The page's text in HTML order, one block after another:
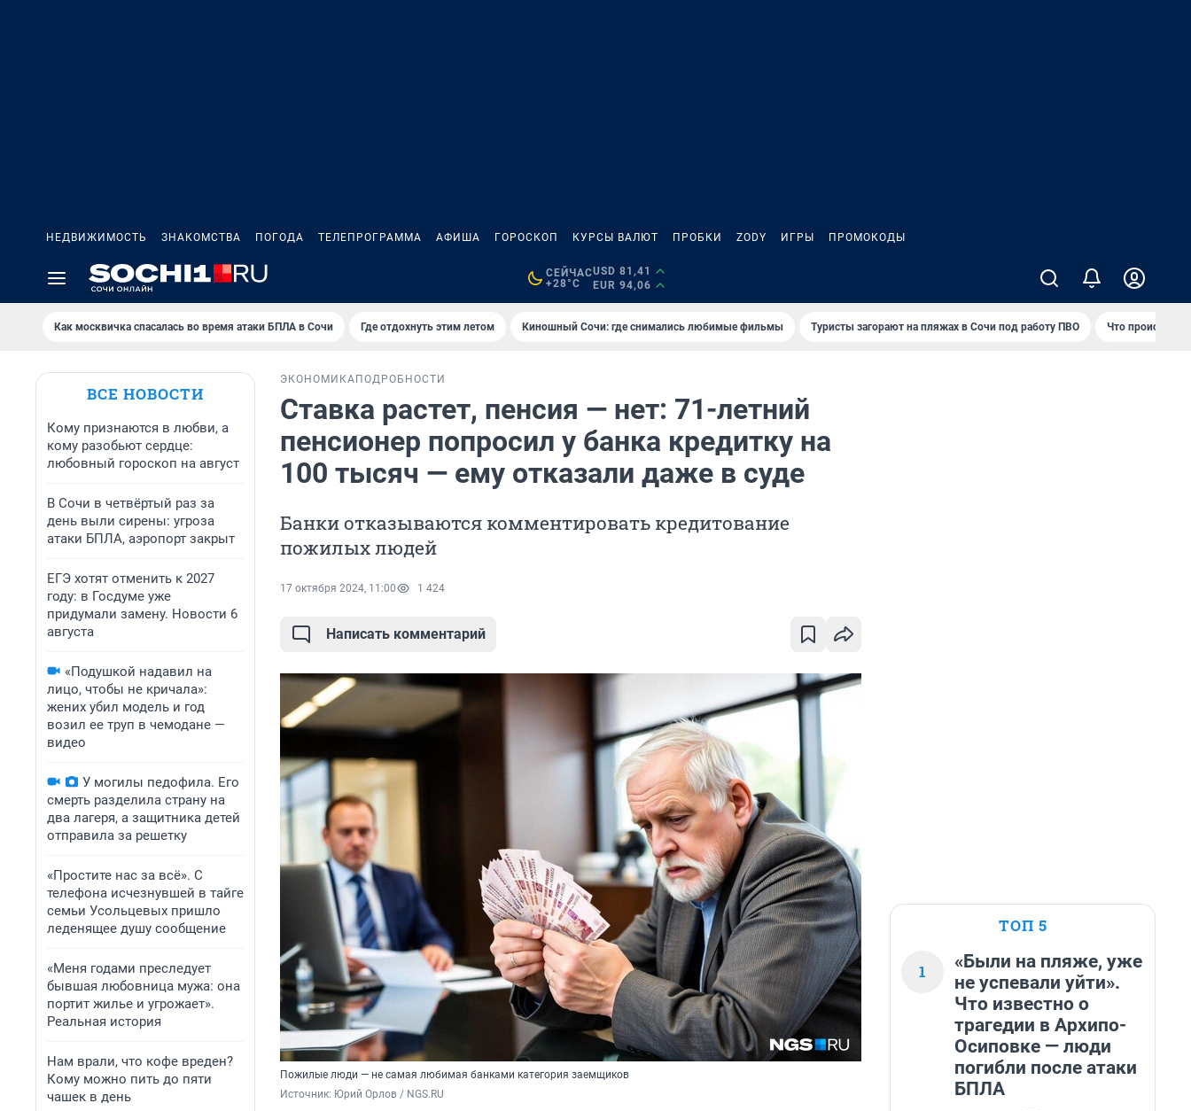
НЕДВИЖИМОСТЬ ЗНАКОМСТВА ПОГОДА ТЕЛЕПРОГРАММА АФИША ГОРОСКОП КУРСЫ ВАЛЮТ ПРОБКИ ZODY ИГРЫ ПРОМОКОДЫ
СЕЙЧАС
+28°C
USD 81,41
EUR 94,06
Как москвичка спасалась во время атаки БПЛА в Сочи Где отдохнуть этим летом Киношный Сочи: где снимались любимые фильмы Туристы загорают на пляжах в Сочи под работу ПВО Что происходит
ВСЕ НОВОСТИ
Кому признаются в любви, а
кому разобьют сердце:
любовный гороскоп на август
В Сочи в четвёртый раз за
день выли сирены: угроза
атаки БПЛА, аэропорт закрыт
ЕГЭ хотят отменить к 2027
году: в Госдуме уже
придумали замену. Новости 6
августа
«Подушкой надавил на
лицо, чтобы не кричала»:
жених убил модель и год
возил ее труп в чемодане —
видео
У могилы педофила. Его
смерть разделила страну на
два лагеря, а защитника детей
отправила за решетку
«Простите нас за всё». С
телефона исчезнувшей в тайге
семьи Усольцевых пришло
леденящее душу сообщение
«Меня годами преследует
бывшая любовница мужа: она
портит жилье и угрожает».
Реальная история
Нам врали, что кофе вреден?
Кому можно пить до пяти
чашек в день
ЭКОНОМИКА ПОДРОБНОСТИ
Ставка растет, пенсия — нет: 71-летний
пенсионер попросил у банка кредитку на
100 тысяч — ему отказали даже в суде
Банки отказываются комментировать кредитование
пожилых людей
17 октября 2024, 11:00 1 424
Написать комментарий
Пожилые люди — не самая любимая банками категория заемщиков
Источник: Юрий Орлов / NGS.RU
ТОП 5
1
«Были на пляже, уже
не успевали уйти».
Что известно о
трагедии в Архипо-
Осиповке — люди
погибли после атаки
БПЛА